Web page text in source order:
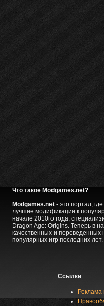
Что такое Modgames.net?
Modgames.net- это портал,
лучшие модификации к
начале 2010го года,
Dragon Age: Origins. Теперь в
качественных и переведенных
популярных игр последних лет.
Ссылки
Реклама